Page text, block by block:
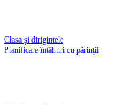
Clasa şi dirigintele
Planificare întâlniri cu părinții